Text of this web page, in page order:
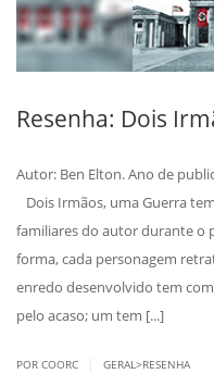
Resenha: Dois
Autor: Ben Elton. Ano de
Dois Irmãos, uma Guerra
familiares do autor durante o
forma, cada personagem
enredo desenvolvido tem
pelo acaso; um tem [...]
POR COORC GERAL>RESENHA